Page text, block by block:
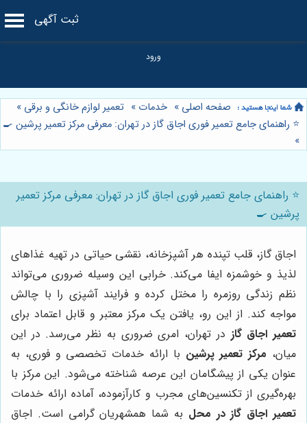
ثبت آگهی
صفحه اصلی » خدمات » تعمیر لوازم خانگی و برقی »
⭐️ راهنمای جامع تعمیر فوری اجاق گاز در تهران: معرفی مرکز تعمیر پرشین 🍳
»
⭐️ راهنمای جامع تعمیر فوری اجاق گاز در تهران: معرفی مرکز تعمیر
پرشین 🍳
اجاق گاز، قلب تپنده هر آشپزخانه، نقشی حیاتی در تهیه غذاهای
لذیذ و خوشمزه ایفا می‌کند. خرابی این وسیله ضروری می‌تواند
نظم زندگی روزمره را مختل کرده و فرایند آشپزی را با چالش
مواجه کند. از این رو، یافتن یک مرکز معتبر و قابل اعتماد برای
تعمیر اجاق گاز در تهران، امری ضروری به نظر می‌رسد. در این
میان، مرکز تعمیر پرشین با ارائه خدمات تخصصی و فوری، به
عنوان یکی از پیشگامان این عرصه شناخته می‌شود. این مرکز با
بهره‌گیری از تکنسین‌های مجرب و کارآزموده، آماده ارائه خدمات
تعمیر اجاق گاز در محل به شما همشهریان گرامی است. اجاق